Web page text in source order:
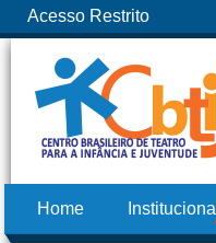
Acesso Restrito
Home Institucional